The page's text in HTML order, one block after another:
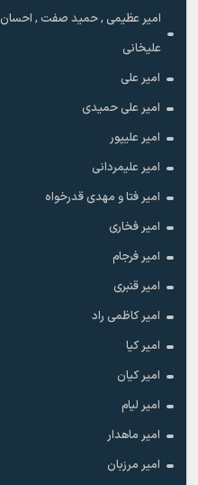
امیر عظیمی , حمید صفت , احسان
علیخانی
امیر علی
امیر علی حمیدی
امیر علیپور
امیر علیمردانی
امیر فتا و مهدی قدرخواه
امیر فخاری
امیر فرجام
امیر قنبری
امیر کاظمی راد
امیر کیا
امیر کیان
امیر لیام
امیر ماهدار
امیر مرزبان